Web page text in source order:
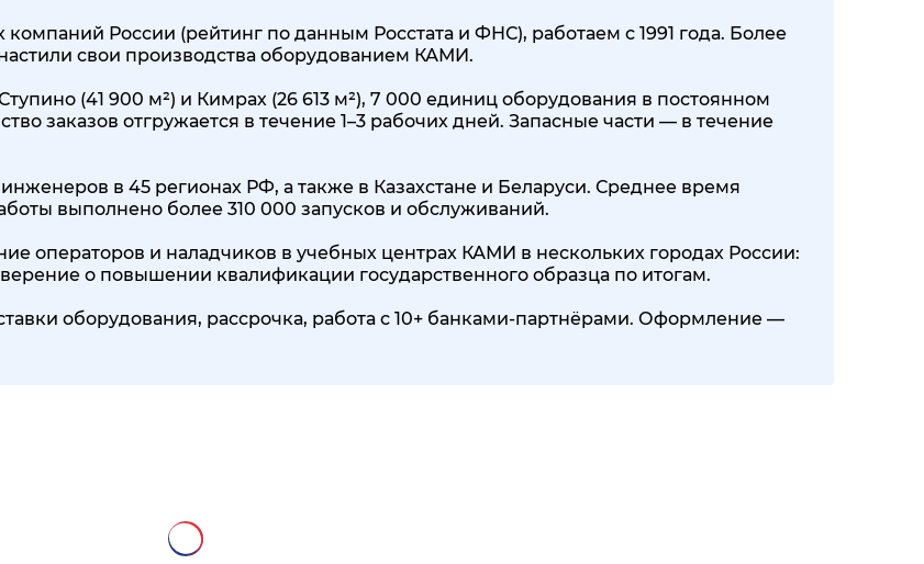
России (рейтинг по данным Росстата и ФНС), работаем с 1991 года. Более
свои производства оборудованием КАМИ.
(41 900 м²) и Кимрах (26 613 м²), 7 000 единиц оборудования в постоянном
заказов отгружается в течение 1–3 рабочих дней. Запасные части — в течение
в 45 регионах РФ, а также в Казахстане и Беларуси. Среднее время
выполнено более 310 000 запусков и обслуживаний.
операторов и наладчиков в учебных центрах КАМИ в нескольких городах России:
о повышении квалификации государственного образца по итогам.
оборудования, рассрочка, работа с 10+ банками-партнёрами. Оформление —